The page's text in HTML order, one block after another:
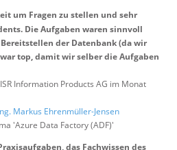
um Fragen zu stellen und sehr
Die Aufgaben waren sinnvoll
der Datenbank (da wir
top, damit wir selber die Aufgaben
Information Products AG im Monat
Markus Ehrenmüller-Jensen
'Azure Data Factory (ADF)'
das Fachwissen des